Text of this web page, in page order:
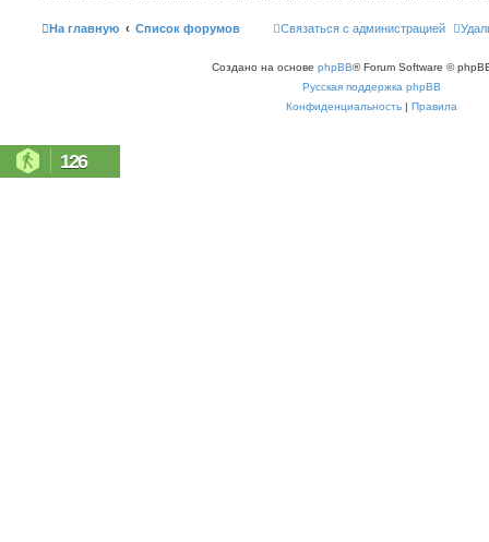
На главную Список форумов Связаться с администрацией
Создано на основе phpBB® Forum Software ©
Русская поддержка phpBB
Конфиденциальность | Правила
126